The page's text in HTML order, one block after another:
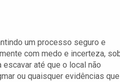
um processo seguro e
com medo e incerteza,
até que o local não
ou quaisquer evidências que